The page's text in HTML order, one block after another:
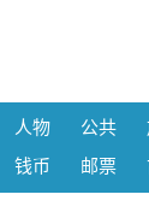
人物 公共
钱币 邮票